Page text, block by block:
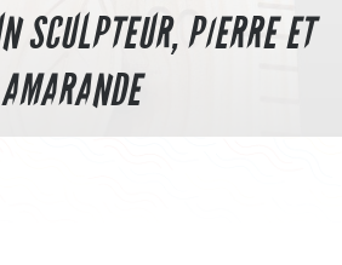
SCULPTEUR, PIERRE ET
AMARANDE